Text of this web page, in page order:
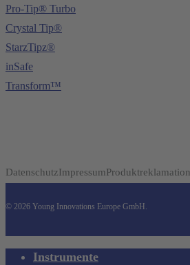
Pro-Tip® Turbo
Crystal Tip®
StarzTipz®
inSafe
Transform™
DatenschutzImpressumProduktreklamation
© 2026 Young Innovations Europe GmbH.
Close Instrumente